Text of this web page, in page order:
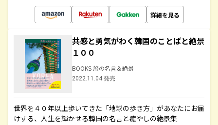
詳細を見る
共感と勇気がわく韓国のことばと絶景
１００
BOOKS 旅の名言＆絶景
2022.11.04 発売
世界を４０年以上歩いてきた「地球の歩き方」があなたにお届
けする、人生を輝かせる韓国の名言と癒やしの絶景集